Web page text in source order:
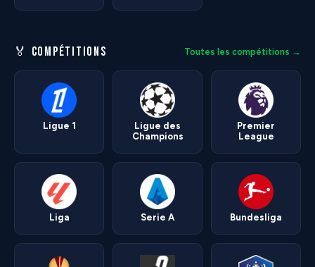
🏅 COMPÉTITIONS Toutes les compétitions →
Ligue 1
Ligue des
Champions
Premier
League
Liga Serie A Bundesliga